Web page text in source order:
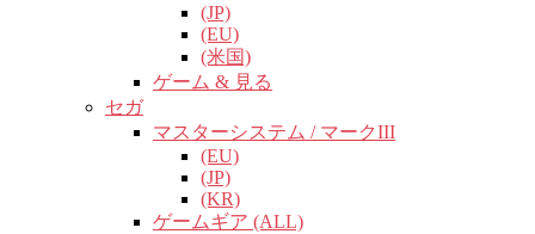
(JP)
(EU)
(米国)
ゲーム & 見る
セガ
マスターシステム / マークIII
(EU)
(JP)
(KR)
ゲームギア (ALL)